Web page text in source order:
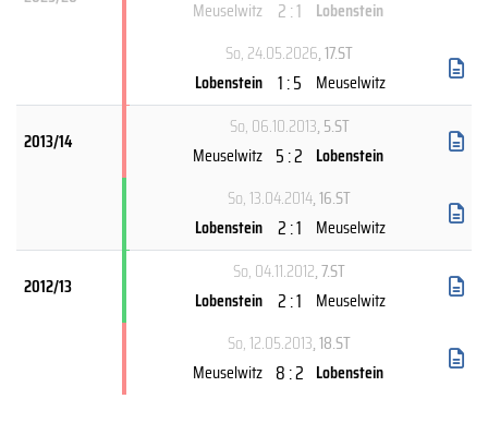
Meuselwitz 2 : 1 Lobenstein
So, 24.05.2026, 17.ST
Lobenstein 1 : 5 Meuselwitz
2013/14
So, 06.10.2013, 5.ST
Meuselwitz 5 : 2 Lobenstein
So, 13.04.2014, 16.ST
Lobenstein 2 : 1 Meuselwitz
2012/13
So, 04.11.2012, 7.ST
Lobenstein 2 : 1 Meuselwitz
So, 12.05.2013, 18.ST
Meuselwitz 8 : 2 Lobenstein